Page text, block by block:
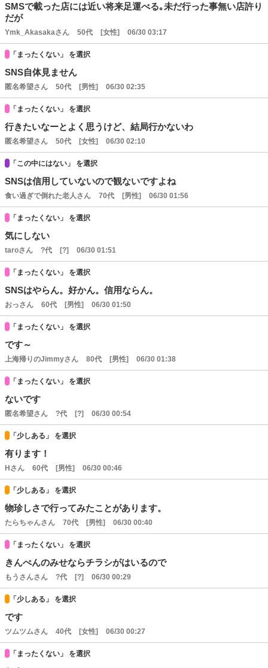
SMSで載った店には近い将来足運べる｡未だ行った事無い店許り
だが
Ymk_Akasakaさん 50代 [女性] 06/30 03:17
「まったくない」 を選択
SNS自体見ません
匿名希望さん 50代 [男性] 06/30 02:35
「まったくない」 を選択
行きたいなーとよく思うけど、結局行かないわ
匿名希望さん 50代 [女性] 06/30 02:10
「この中にはない」 を選択
SNSは信用していないので観ないですよね
食い過ぎで倒れた老人さん 70代 [男性] 06/30 01:56
「まったくない」 を選択
気にしない
taroさん ?代 [?] 06/30 01:51
「まったくない」 を選択
SNSはやらん。好かん。信用ならん。
おっさん 60代 [男性] 06/30 01:50
「まったくない」 を選択
です～
上海帰りのJimmyさん 80代 [男性] 06/30 01:38
「まったくない」 を選択
ないです
匿名希望さん ?代 [?] 06/30 00:54
「少しある」 を選択
有ります！
Hさん 60代 [男性] 06/30 00:46
「少しある」 を選択
物珍しさで行ってみたことがあります。
たらちゃんさん 70代 [男性] 06/30 00:40
「まったくない」 を選択
きんぺんのみせならチラシがはいるので
もうさんさん ?代 [?] 06/30 00:29
「少しある」 を選択
です
ツムツムさん 40代 [女性] 06/30 00:27
「まったくない」 を選択